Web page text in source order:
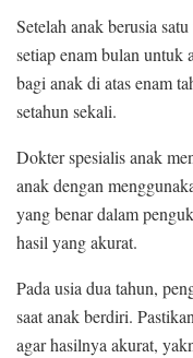
Setelah anak berusia
setiap enam bulan untuk
bagi anak di atas enam
setahun sekali.
Dokter spesialis anak
anak dengan
yang benar dalam
hasil yang akurat.
Pada usia dua tahun,
saat anak berdiri.
agar hasilnya akurat,